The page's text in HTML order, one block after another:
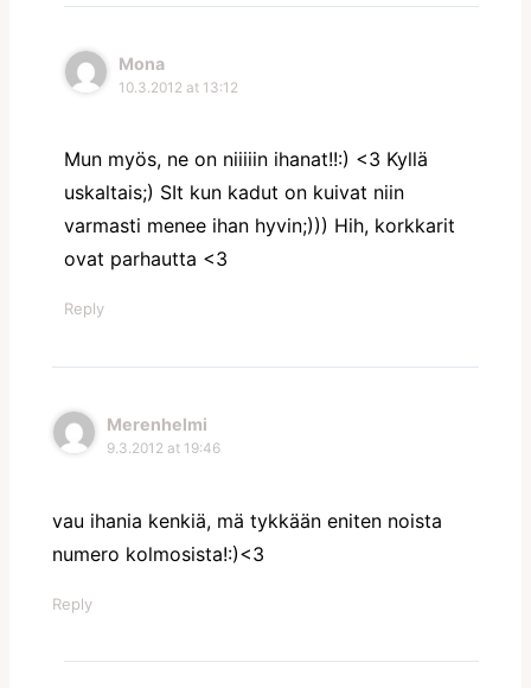
Mona
10.3.2012 at 13:12
Mun myös, ne on niiiiin ihanat!!:) <3 Kyllä
uskaltais;) SIt kun kadut on kuivat niin
varmasti menee ihan hyvin;))) Hih, korkkarit
ovat parhautta <3
Reply
Merenhelmi
9.3.2012 at 19:46
vau ihania kenkiä, mä tykkään eniten noista
numero kolmosista!:)<3
Reply